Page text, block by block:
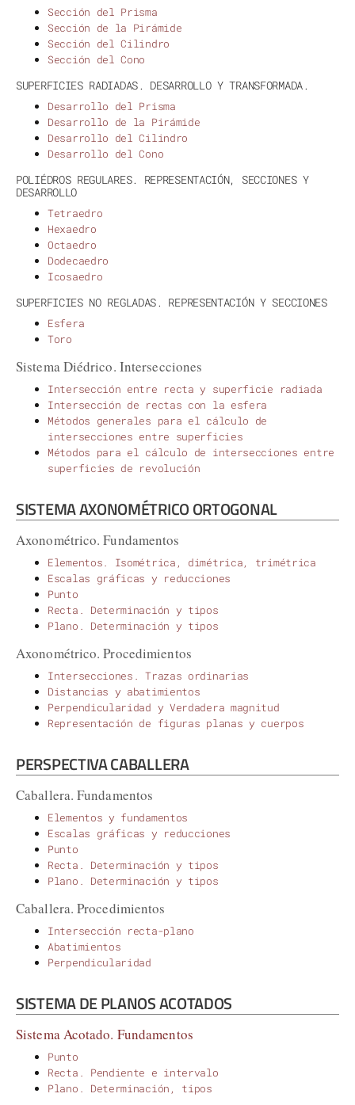
Sección del Prisma
Sección de la Pirámide
Sección del Cilindro
Sección del Cono
SUPERFICIES RADIADAS. DESARROLLO Y TRANSFORMADA.
Desarrollo del Prisma
Desarrollo de la Pirámide
Desarrollo del Cilindro
Desarrollo del Cono
POLIÉDROS REGULARES. REPRESENTACIÓN, SECCIONES Y
DESARROLLO
Tetraedro
Hexaedro
Octaedro
Dodecaedro
Icosaedro
SUPERFICIES NO REGLADAS. REPRESENTACIÓN Y SECCIONES
Esfera
Toro
Sistema Diédrico. Intersecciones
Intersección entre recta y superficie radiada
Intersección de rectas con la esfera
Métodos generales para el cálculo de
intersecciones entre superficies
Métodos para el cálculo de intersecciones entre
superficies de revolución
SISTEMA AXONOMÉTRICO ORTOGONAL
Axonométrico. Fundamentos
Elementos. Isométrica, dimétrica, trimétrica
Escalas gráficas y reducciones
Punto
Recta. Determinación y tipos
Plano. Determinación y tipos
Axonométrico. Procedimientos
Intersecciones. Trazas ordinarias
Distancias y abatimientos
Perpendicularidad y Verdadera magnitud
Representación de figuras planas y cuerpos
PERSPECTIVA CABALLERA
Caballera. Fundamentos
Elementos y fundamentos
Escalas gráficas y reducciones
Punto
Recta. Determinación y tipos
Plano. Determinación y tipos
Caballera. Procedimientos
Intersección recta-plano
Abatimientos
Perpendicularidad
SISTEMA DE PLANOS ACOTADOS
Sistema Acotado. Fundamentos
Punto
Recta. Pendiente e intervalo
Plano. Determinación, tipos